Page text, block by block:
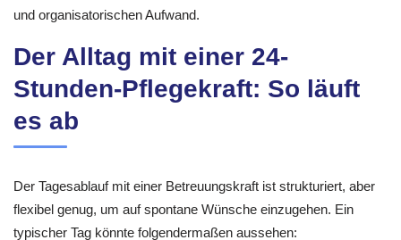
und organisatorischen Aufwand.
Der Alltag mit einer 24-
Stunden-Pflegekraft: So läuft
es ab
Der Tagesablauf mit einer Betreuungskraft ist strukturiert, aber
flexibel genug, um auf spontane Wünsche einzugehen. Ein
typischer Tag könnte folgendermaßen aussehen: